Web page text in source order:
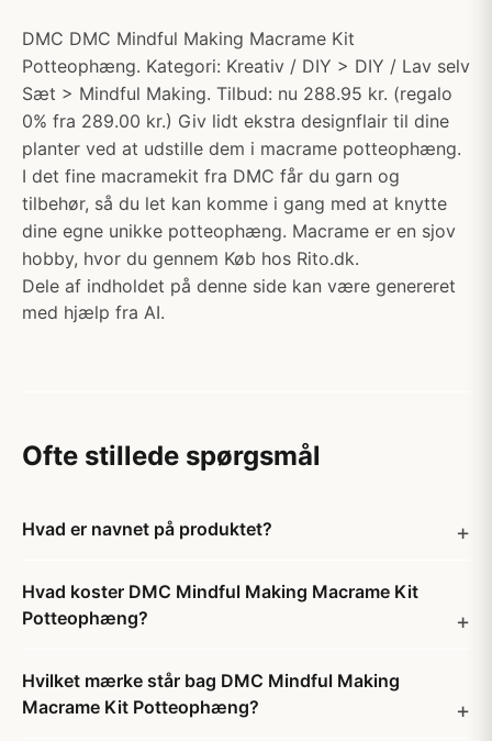
DMC DMC Mindful Making Macrame Kit
Potteophæng. Kategori: Kreativ / DIY > DIY / Lav selv
Sæt > Mindful Making. Tilbud: nu 288.95 kr. (regalo
0% fra 289.00 kr.) Giv lidt ekstra designflair til dine
planter ved at udstille dem i macrame potteophæng.
I det fine macramekit fra DMC får du garn og
tilbehør, så du let kan komme i gang med at knytte
dine egne unikke potteophæng. Macrame er en sjov
hobby, hvor du gennem Køb hos Rito.dk.
Dele af indholdet på denne side kan være genereret
med hjælp fra AI.
Ofte stillede spørgsmål
Hvad er navnet på produktet?
Hvad koster DMC Mindful Making Macrame Kit
Potteophæng?
Hvilket mærke står bag DMC Mindful Making
Macrame Kit Potteophæng?